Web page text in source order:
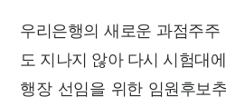
우리은행의 새로운 과점주주
도 지나지 않아 다시 시험대
행장 선임을 위한 임원후보